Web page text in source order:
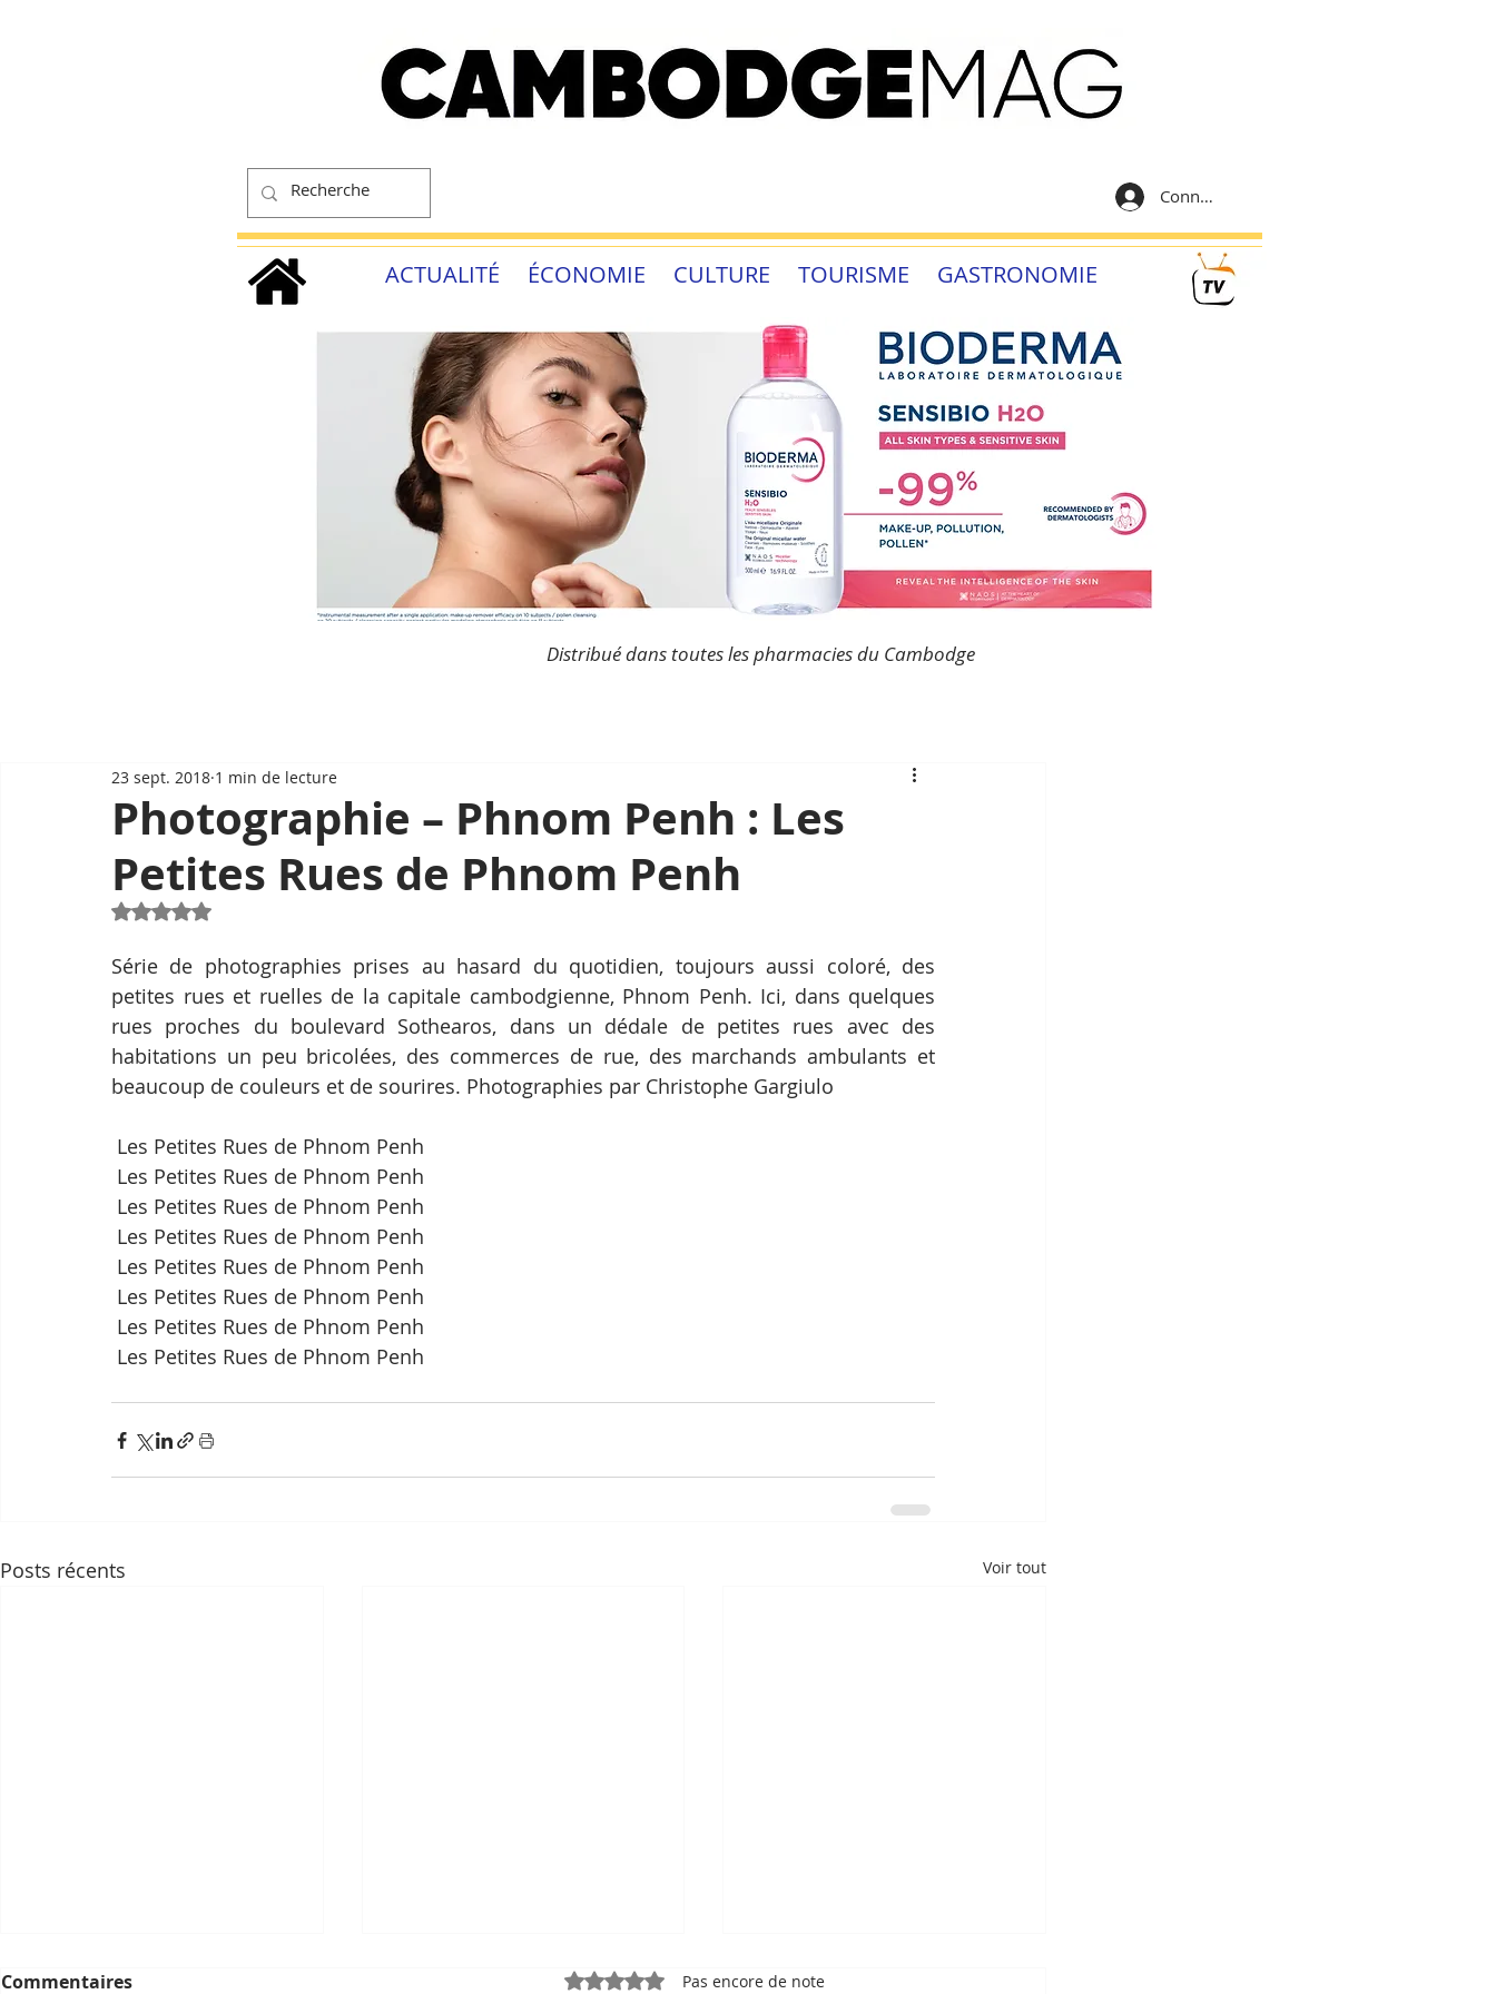
Connexion
ACTUALITÉ ÉCONOMIE CULTURE TOURISME GASTRONOMIE
Distribué dans toutes les pharmacies du Cambodge
Photographie – Phnom Penh : Les
Petites Rues de Phnom Penh
23 sept. 2018 1 min de lecture
Noté NaN étoiles sur 5.
Série de photographies prises au hasard du quotidien, toujours aussi coloré, des
petites rues et ruelles de la capitale cambodgienne, Phnom Penh. Ici, dans quelques
rues proches du boulevard Sothearos, dans un dédale de petites rues avec des
habitations un peu bricolées, des commerces de rue, des marchands ambulants et
beaucoup de couleurs et de sourires. Photographies par Christophe Gargiulo
Les Petites Rues de Phnom Penh
Les Petites Rues de Phnom Penh
Les Petites Rues de Phnom Penh
Les Petites Rues de Phnom Penh
Les Petites Rues de Phnom Penh
Les Petites Rues de Phnom Penh
Les Petites Rues de Phnom Penh
Les Petites Rues de Phnom Penh
Posts récents Voir tout
Commentaires Noté 0 étoile sur 5.Pas encore de note